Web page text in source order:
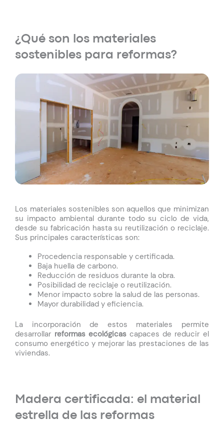
¿Qué son los materiales
sostenibles para reformas?
Los materiales sostenibles son aquellos que minimizan
su impacto ambiental durante todo su ciclo de vida,
desde su fabricación hasta su reutilización o reciclaje.
Sus principales características son:
Procedencia responsable y certificada.
Baja huella de carbono.
Reducción de residuos durante la obra.
Posibilidad de reciclaje o reutilización.
Menor impacto sobre la salud de las personas.
Mayor durabilidad y eficiencia.
La incorporación de estos materiales permite
desarrollar reformas ecológicascapaces de reducir el
consumo energético y mejorar las prestaciones de las
viviendas.
Madera certificada: el material
estrella de las reformas